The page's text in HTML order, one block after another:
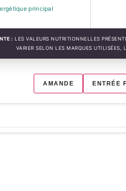
principal
: LES VALEURS NUTRITIONNELLES
VARIER SELON LES MARQUES UTILISÉES,
AMANDE ENTRÉE